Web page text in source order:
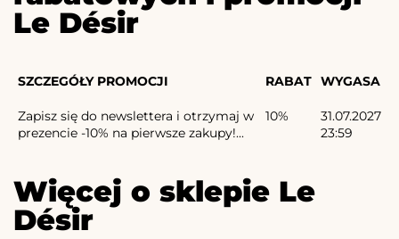
Le Désir
SZCZEGÓŁY PROMOCJI RABAT WYGASA
Zapisz się do newslettera i otrzymaj w
prezencie -10% na pierwsze zakupy!...
10%
31.07.2027
23:59
Więcej o sklepie Le
Désir